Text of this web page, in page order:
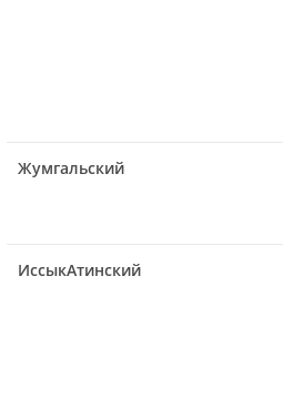
Жумгальский
ИссыкАтинский